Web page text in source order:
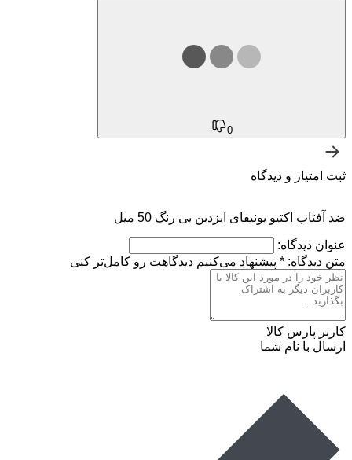
0
ثبت امتیاز و دیدگاه
ضد آفتاب اکتیو یونیفای ایزدین بی رنگ 50 میل
عنوان دیدگاه:
متن دیدگاه: * پیشنهاد می‌کنیم دیدگاهت رو کامل‌تر کنی
کاربر پارس کالا
ارسال با نام شما